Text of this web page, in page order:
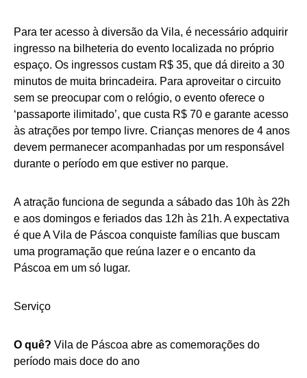
Para ter acesso à diversão da Vila, é necessário adquirir
ingresso na bilheteria do evento localizada no próprio
espaço. Os ingressos custam R$ 35, que dá direito a 30
minutos de muita brincadeira. Para aproveitar o circuito
sem se preocupar com o relógio, o evento oferece o
‘passaporte ilimitado’, que custa R$ 70 e garante acesso
às atrações por tempo livre. Crianças menores de 4 anos
devem permanecer acompanhadas por um responsável
durante o período em que estiver no parque.
A atração funciona de segunda a sábado das 10h às 22h
e aos domingos e feriados das 12h às 21h. A expectativa
é que A Vila de Páscoa conquiste famílias que buscam
uma programação que reúna lazer e o encanto da
Páscoa em um só lugar.
Serviço
O quê? Vila de Páscoa abre as comemorações do
período mais doce do ano